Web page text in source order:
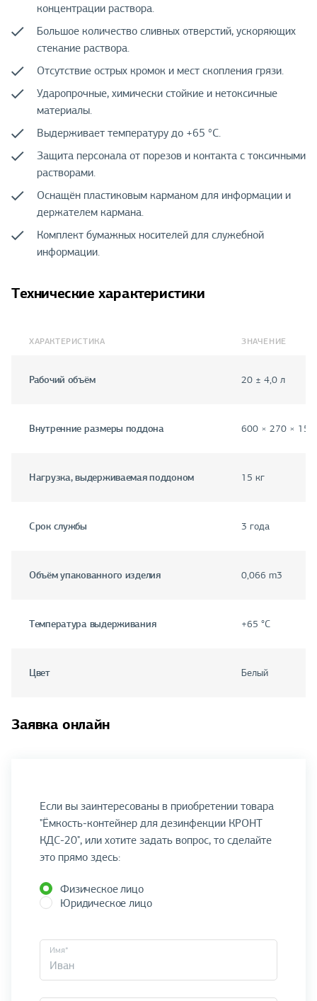
концентрации раствора.
Большое количество сливных отверстий, ускоряющих
стекание раствора.
Отсутствие острых кромок и мест скопления грязи.
Ударопрочные, химически стойкие и нетоксичные
материалы.
Выдерживает температуру до +65 °С.
Защита персонала от порезов и контакта с токсичными
растворами.
Оснащён пластиковым карманом для информации и
держателем кармана.
Комплект бумажных носителей для служебной
информации.
Технические характеристики
ХАРАКТЕРИСТИКА ЗНАЧЕНИЕ
Рабочий объём 20 ± 4,0 л
Внутренние размеры поддона 600 × 270 ×
Нагрузка, выдерживаемая поддоном 15 кг
Срок службы 3 года
Объём упакованного изделия 0,066 m3
Температура выдерживания +65 °С
Цвет Белый
Заявка онлайн
Если вы заинтересованы в приобретении товара
"Ёмкость-контейнер для дезинфекции КРОНТ
КДС-20", или хотите задать вопрос, то сделайте
это прямо здесь:
Физическое лицо
Юридическое лицо
Имя*